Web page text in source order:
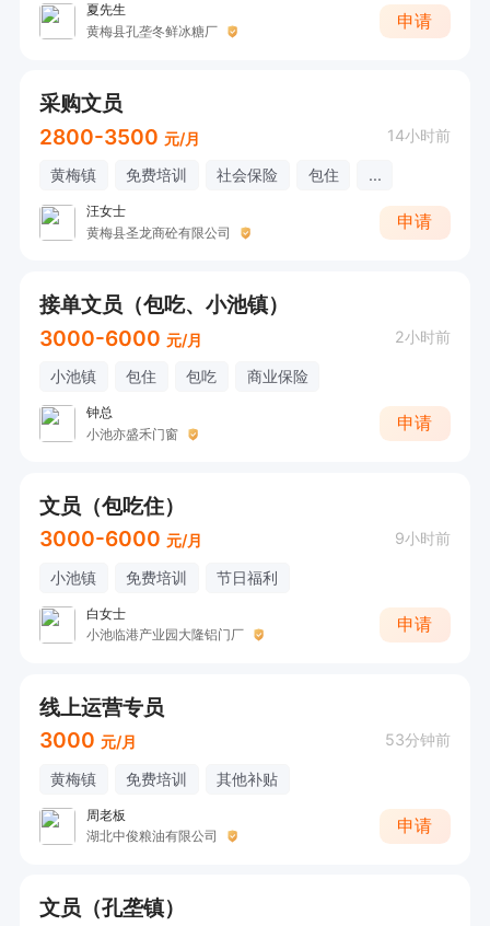
夏先生
黄梅县孔垄冬鲜冰糖厂
申请
采购文员
2800-3500 元/月 14小时前
黄梅镇 免费培训 社会保险 包住 ...
汪女士
黄梅县圣龙商砼有限公司
申请
接单文员（包吃、小池镇）
3000-6000 元/月 2小时前
小池镇 包住 包吃 商业保险
钟总
小池亦盛禾门窗
申请
文员（包吃住）
3000-6000 元/月 9小时前
小池镇 免费培训 节日福利
白女士
小池临港产业园大隆铝门厂
申请
线上运营专员
3000 元/月 53分钟前
黄梅镇 免费培训 其他补贴
周老板
湖北中俊粮油有限公司
申请
文员（孔垄镇）